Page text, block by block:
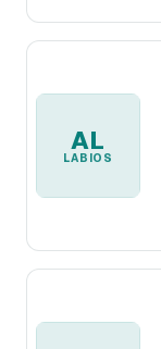
AL
LABIOS